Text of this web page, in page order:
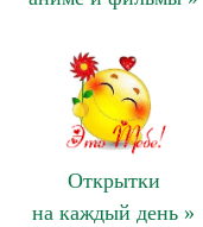
Открытки
на каждый день »